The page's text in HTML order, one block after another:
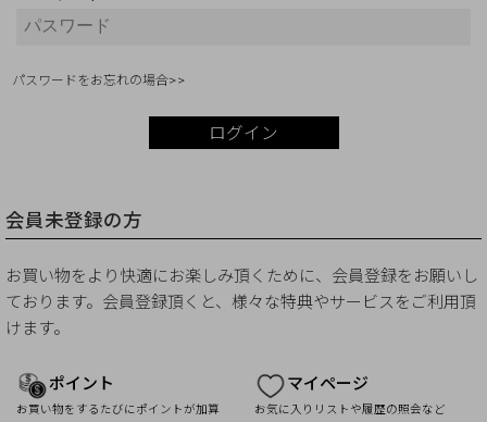
パスワード
パスワードをお忘れの場合>>
ログイン
会員未登録の方
お買い物をより快適にお楽しみ頂くために、会員登録をお願いし
ております。会員登録頂くと、様々な特典やサービスをご利用頂
けます。
ポイント
お買い物をするたびにポイントが加算
マイページ
お気に入りリストや履歴の照会など